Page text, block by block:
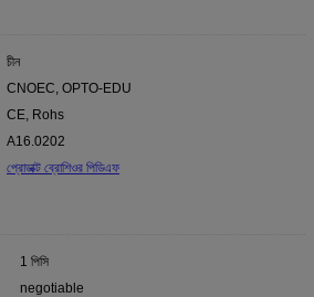
চীন
CNOEC, OPTO-EDU
CE, Rohs
A16.0202
প্রোডাক্ট ব্রোশিওর পিডিএফ
1 পিসি
negotiable